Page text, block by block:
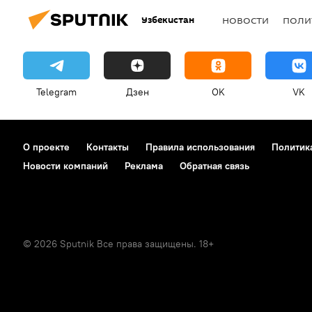
Узбекистан НОВОСТИ
Telegram Дзен OK VK
О проекте Контакты Правила использования
Новости компаний
Реклама Обратная связь
© 2026 Sputnik Все права защищены. 18+